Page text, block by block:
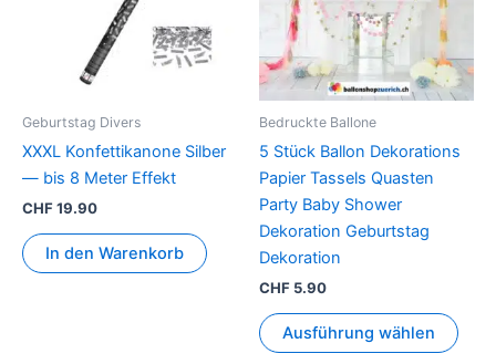
Geburtstag Divers
XXXL Konfettikanone Silber
— bis 8 Meter Effekt
CHF19.90
In den Warenkorb
Bedruckte Ballone
5 Stück Ballon Dekorations
Papier Tassels Quasten
Party Baby Shower
Dekoration Geburtstag
Dekoration
CHF 5.90
Ausführung wählen
Die
der